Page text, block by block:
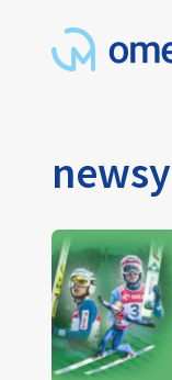
newsy